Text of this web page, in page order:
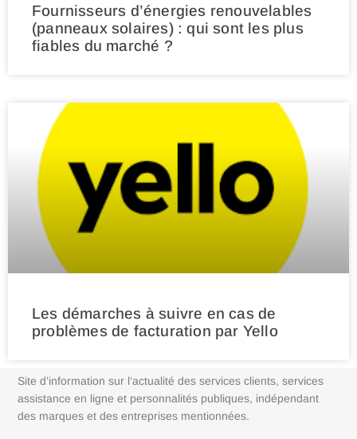
Fournisseurs d’énergies renouvelables
(panneaux solaires) : qui sont les plus
fiables du marché ?
Les démarches à suivre en cas de
problèmes de facturation par Yello
Site d’information sur l’actualité des services clients, services
assistance en ligne et personnalités publiques, indépendant
des marques et des entreprises mentionnées.